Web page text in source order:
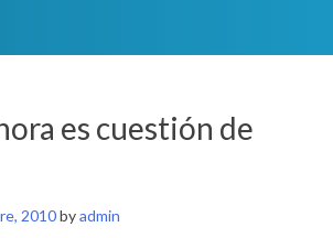
es cuestión de
2010byadmin